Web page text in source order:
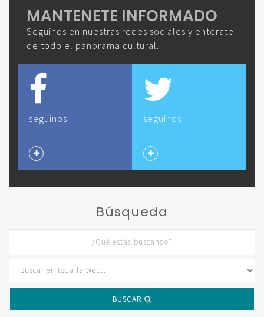
MANTENETE INFORMADO
Seguinos en nuestras redes sociales y enterate
de todo el panorama cultural.
seguinos seguinos
Búsqueda
BUSCAR